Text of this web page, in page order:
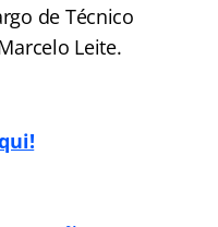
de Técnico
Leite.